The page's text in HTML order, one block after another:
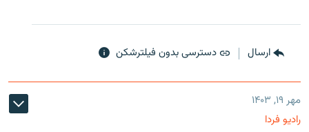
ارسال دسترسی بدون فیلترشکن
مهر ۱۹, ۱۴۰۳
رادیو فردا